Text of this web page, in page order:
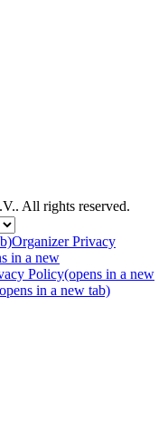
. All rights reserved.
Organizer Privacy
in a new
Policy(opens in a new
in a new tab)